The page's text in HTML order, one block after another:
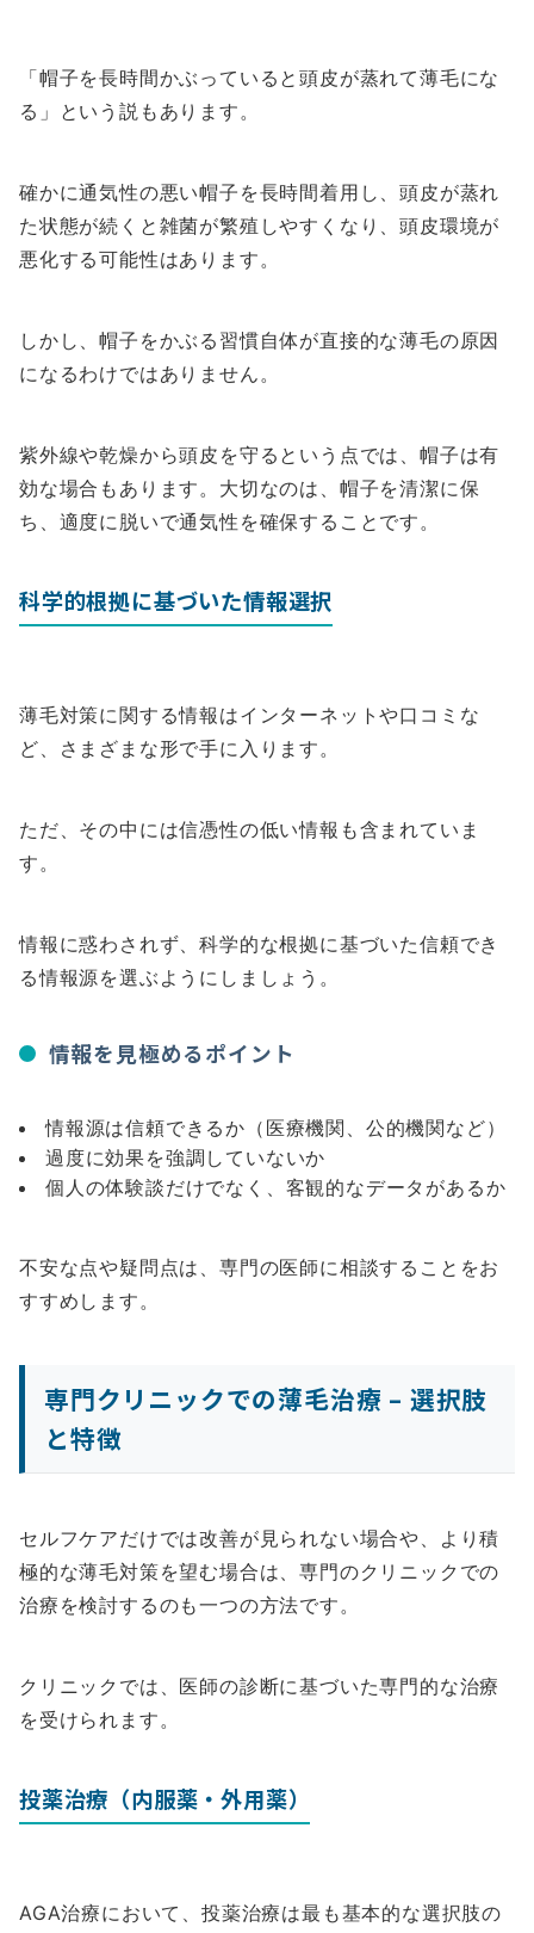
「帽子を長時間かぶっていると頭皮が蒸れて薄毛にな
る」という説もあります。
確かに通気性の悪い帽子を長時間着用し、頭皮が蒸れ
た状態が続くと雑菌が繁殖しやすくなり、頭皮環境が
悪化する可能性はあります。
しかし、帽子をかぶる習慣自体が直接的な薄毛の原因
になるわけではありません。
紫外線や乾燥から頭皮を守るという点では、帽子は有
効な場合もあります。大切なのは、帽子を清潔に保
ち、適度に脱いで通気性を確保することです。
科学的根拠に基づいた情報選択
薄毛対策に関する情報はインターネットや口コミな
ど、さまざまな形で手に入ります。
ただ、その中には信憑性の低い情報も含まれていま
す。
情報に惑わされず、科学的な根拠に基づいた信頼でき
る情報源を選ぶようにしましょう。
情報を見極めるポイント
情報源は信頼できるか（医療機関、公的機関など）
過度に効果を強調していないか
個人の体験談だけでなく、客観的なデータがあるか
不安な点や疑問点は、専門の医師に相談することをお
すすめします。
専門クリニックでの薄毛治療 – 選択肢
と特徴
セルフケアだけでは改善が見られない場合や、より積
極的な薄毛対策を望む場合は、専門のクリニックでの
治療を検討するのも一つの方法です。
クリニックでは、医師の診断に基づいた専門的な治療
を受けられます。
投薬治療（内服薬・外用薬）
AGA治療において、投薬治療は最も基本的な選択肢の